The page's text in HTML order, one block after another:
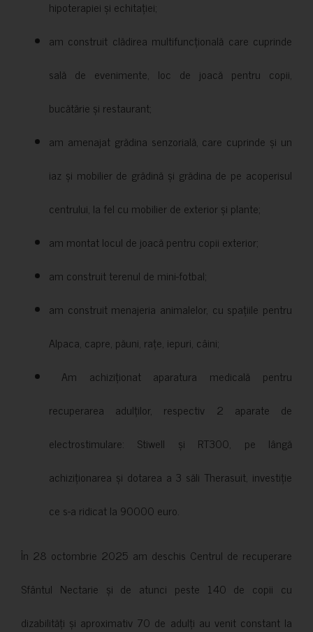
hipoterapiei și echitației;
am construit clădirea multifuncțională care cuprinde
sală de evenimente, loc de joacă pentru copii,
bucătărie și restaurant;
am amenajat grădina senzorială, care cuprinde și un
iaz și mobilier de grădină și grădina de pe acoperisul
centrului, la fel cu mobilier de exterior și plante;
am montat locul de joacă pentru copii exterior;
am construit terenul de mini-fotbal;
am construit menajeria animalelor, cu spațiile pentru
Alpaca, capre, păuni, rațe, iepuri, câini;
Am achiziționat aparatura medicală pentru
recuperarea adulților, respectiv 2 aparate de
electrostimulare: Stiwell și RT300, pe lângă
achiziționarea și dotarea a 3 săli Therasuit, investiție
ce s-a ridicat la 90000 euro.
În 28 octombrie 2025 am deschis Centrul de recuperare
Sfântul Nectarie și de atunci peste 140 de copii cu
dizabilități și aproximativ 70 de adulți au venit constant la